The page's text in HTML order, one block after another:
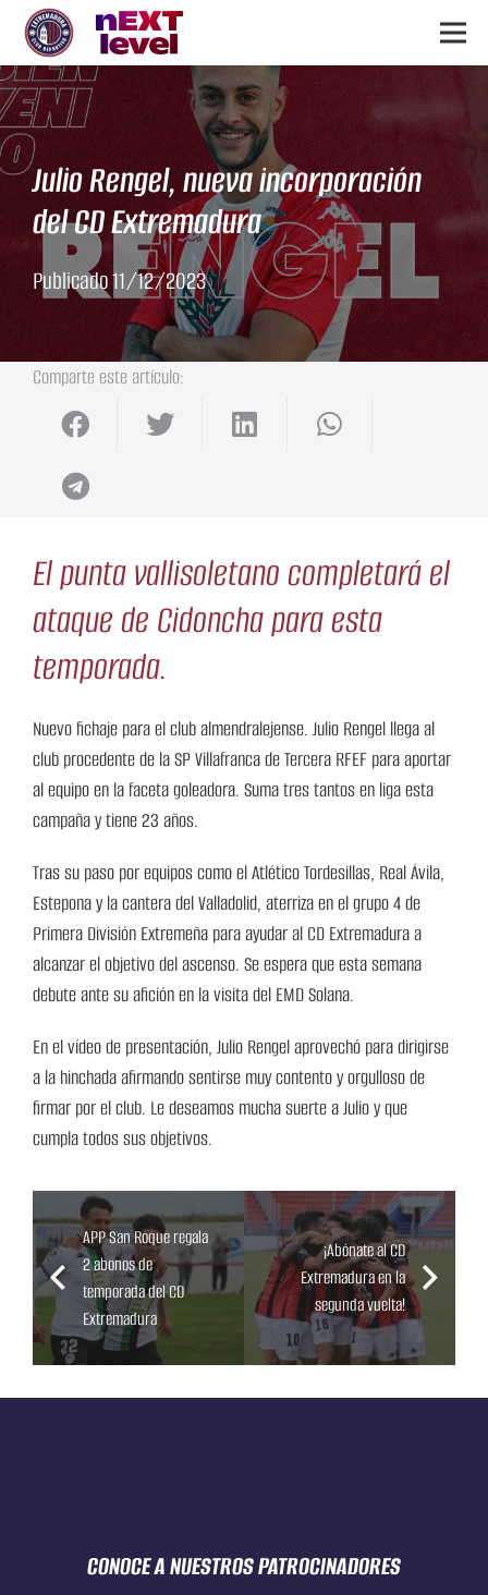
Julio Rengel, nueva incorporación
del CD Extremadura
Publicado11/12/2023
Comparte este artículo:
El punta vallisoletano completará el
ataque de Cidoncha para esta
temporada.
Nuevo fichaje para el club almendralejense. Julio Rengel llega al
club procedente de la SP Villafranca de Tercera RFEF para aportar
al equipo en la faceta goleadora. Suma tres tantos en liga esta
campaña y tiene 23 años.
Tras su paso por equipos como el Atlético Tordesillas, Real Ávila,
Estepona y la cantera del Valladolid, aterriza en el grupo 4 de
Primera División Extremeña para ayudar al CD Extremadura a
alcanzar el objetivo del ascenso. Se espera que esta semana
debute ante su afición en la visita del EMD Solana.
En el vídeo de presentación, Julio Rengel aprovechó para dirigirse
a la hinchada afirmando sentirse muy contento y orgulloso de
firmar por el club. Le deseamos mucha suerte a Julio y que
cumpla todos sus objetivos.
APP San Roque regala
2 abonos de
temporada del CD
Extremadura
¡Abónate al CD
Extremadura en la
segunda vuelta!
CONOCE A NUESTROSPATROCINADORES